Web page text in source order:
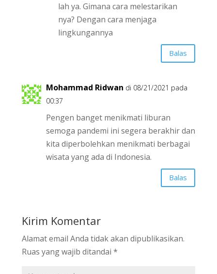
lah ya. Gimana cara melestarikan
nya? Dengan cara menjaga
lingkungannya
Balas
Mohammad Ridwan di 08/21/2021 pada
00:37
Pengen banget menikmati liburan
semoga pandemi ini segera berakhir dan
kita diperbolehkan menikmati berbagai
wisata yang ada di Indonesia.
Balas
Kirim Komentar
Alamat email Anda tidak akan dipublikasikan.
Ruas yang wajib ditandai *